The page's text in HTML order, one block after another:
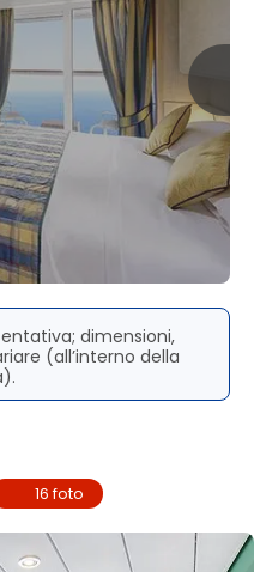
dimensioni,
(all’interno della
16 foto